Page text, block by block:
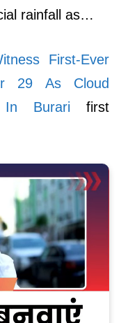
rainfall as…
First-Ever
29 As Cloud
In Burari first